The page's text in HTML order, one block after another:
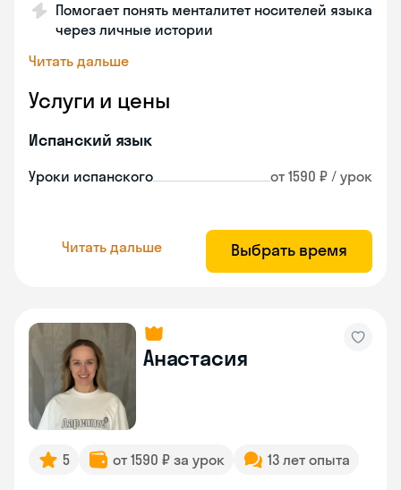
Помогает понять менталитет носителей языка
через личные истории
Читать дальше
Услуги и цены
Испанский язык
Уроки испанского от 1590 ₽ / урок
Читать дальше Выбрать время
Анастасия
5 от 1590 ₽ за урок 13 лет опыта